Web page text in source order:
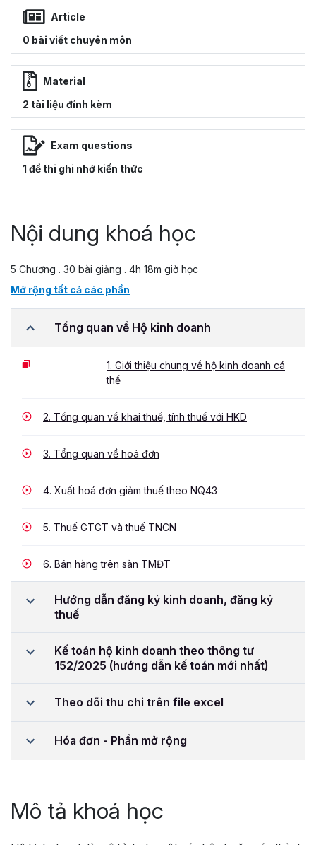
Article
0 bài viết chuyên môn
Material
2 tài liệu đính kèm
Exam questions
1 đề thi ghi nhớ kiến thức
Nội dung khoá học
5 Chương . 30 bài giảng . 4h 18m giờ học
Mở rộng tất cả các phần
Tổng quan về Hộ kinh doanh
1. Giới thiệu chung về hộ kinh doanh cá
thể
2. Tổng quan về khai thuế, tính thuế với HKD
3. Tổng quan về hoá đơn
4. Xuất hoá đơn giảm thuế theo NQ43
5. Thuế GTGT và thuế TNCN
6. Bán hàng trên sàn TMĐT
Hướng dẫn đăng ký kinh doanh, đăng ký
thuế
Kế toán hộ kinh doanh theo thông tư
152/2025 (hướng dẫn kế toán mới nhất)
Theo dõi thu chi trên file excel
Hóa đơn - Phần mở rộng
Mô tả khoá học